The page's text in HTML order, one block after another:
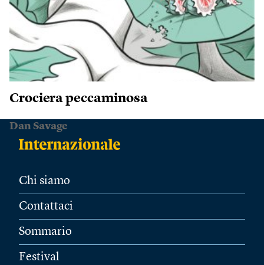
Crociera peccaminosa
Dan Savage
Chi siamo
Contattaci
Sommario
Festival